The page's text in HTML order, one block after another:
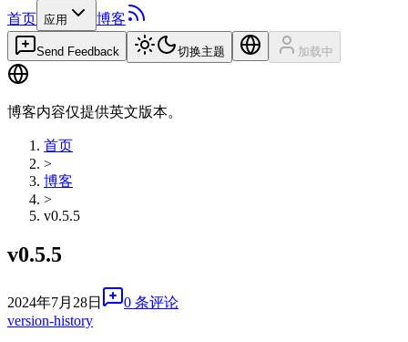
首页 应用 博客
Send Feedback 切换主题 加载中
博客内容仅提供英文版本。
首页
>
博客
>
v0.5.5
v0.5.5
2024年7月28日
0 条评论
version-history